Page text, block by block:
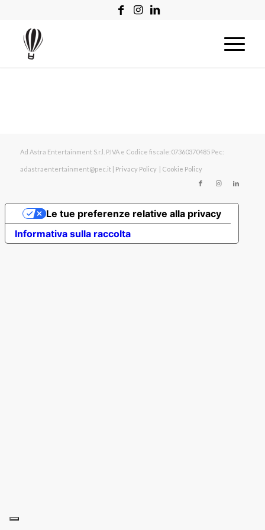
Ad Astra Entertainment S.r.l. P.IVA e Codice fiscale:07360370485 Pec:
adastraentertainment@pec.it | Privacy Policy| Cookie Policy
Informativa sulla raccolta
Le tue preferenze relative alla privacy